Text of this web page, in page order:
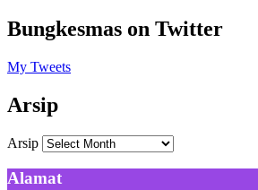
Bungkesmas on Twitter
My Tweets
Arsip
Arsip
Alamat